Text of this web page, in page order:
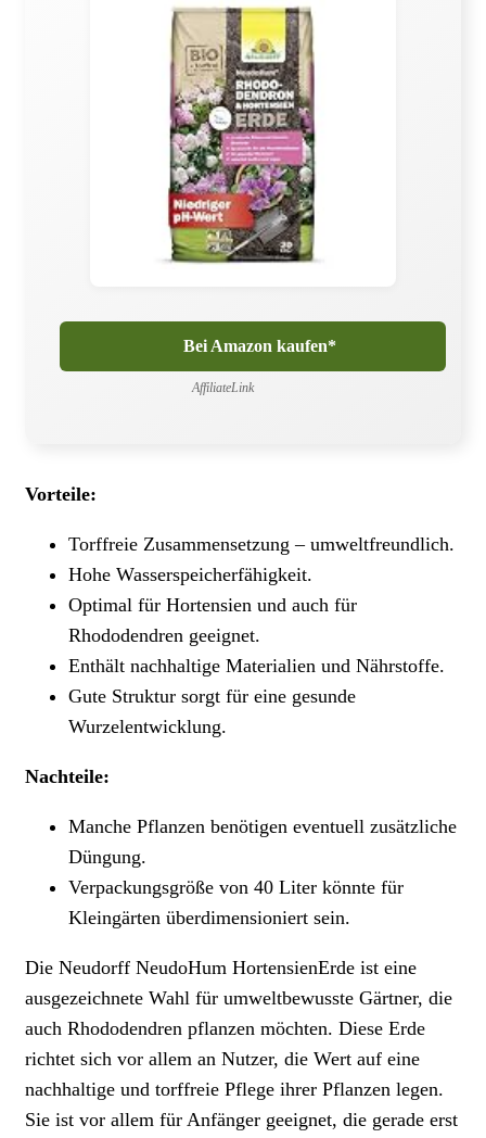
Bei Amazon kaufen*
AffiliateLink
Vorteile:
Torffreie Zusammensetzung – umweltfreundlich.
Hohe Wasserspeicherfähigkeit.
Optimal für Hortensien und auch für
Rhododendren geeignet.
Enthält nachhaltige Materialien und Nährstoffe.
Gute Struktur sorgt für eine gesunde
Wurzelentwicklung.
Nachteile:
Manche Pflanzen benötigen eventuell zusätzliche
Düngung.
Verpackungsgröße von 40 Liter könnte für
Kleingärten überdimensioniert sein.
Die Neudorff NeudoHum HortensienErde ist eine
ausgezeichnete Wahl für umweltbewusste Gärtner, die
auch Rhododendren pflanzen möchten. Diese Erde
richtet sich vor allem an Nutzer, die Wert auf eine
nachhaltige und torffreie Pflege ihrer Pflanzen legen.
Sie ist vor allem für Anfänger geeignet, die gerade erst